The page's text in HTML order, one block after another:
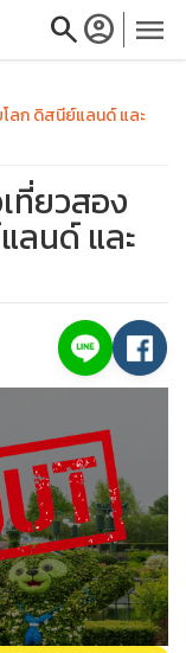
searchaccount_circle menu
close
ลก ดิสนีย์แลนด์ และ
ที่ยวสอง
ลนด์ และ